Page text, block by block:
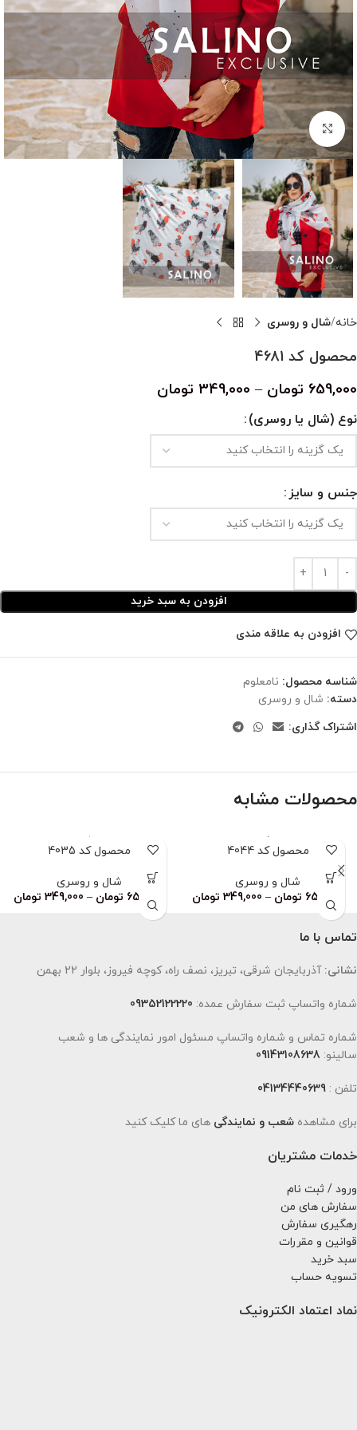
بزرگنمایی تصویر
خانه شال و روسری
محصول کد 4681
659,000 تومان –
349,000 تومان
نوع (شال یا روسری)
جنس و سایز
افزودن به سبد خرید
افزودن به علاقه مندی
شناسه محصول: نامعلوم
دسته: شال و روسری
اشتراک گذاری:
محصولات مشابه
محصول کد 4044
شال و روسری
659,000 تومان –
349,000 تومان
محصول کد 4035
شال و روسری
659,000 تومان –
349,000 تومان
تماس با ما
نشانی: آذربایجان شرقی، تبریز، نصف راه، کوچه فیروز، بلوار 22 بهمن
شماره واتساپ ثبت سفارش عمده: 09352122220
شماره تماس و شماره واتساپ مسئول امور نمایندگی ها و شعب
سالینو: 09143108638
تلفن : 04134440639
برای مشاهده شعب و نمایندگی های ما کلیک کنید
خدمات مشتریان
ورود / ثبت نام
سفارش های من
رهگیری سفارش
قوانین و مقررات
سبد خرید
تسویه حساب
نماد اعتماد الکترونیک